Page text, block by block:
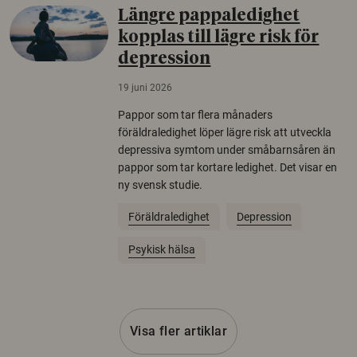
Längre pappaledighet
kopplas till lägre risk för
depression
19 juni 2026
Pappor som tar flera månaders
föräldraledighet löper lägre risk att utveckla
depressiva symtom under småbarnsåren än
pappor som tar kortare ledighet. Det visar en
ny svensk studie.
Föräldraledighet Depression
Psykisk hälsa
Visa fler artiklar